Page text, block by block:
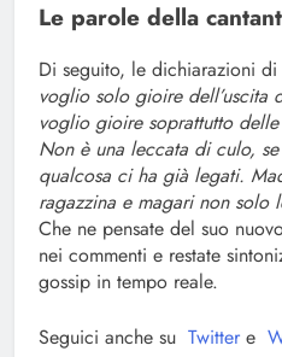
Le parole della
Di seguito, le dichiarazioni
voglio solo gioire dell’uscita
voglio gioire soprattutto
Non è una leccata di culo,
qualcosa ci ha già legati.
ragazzina e magari non solo
Che ne pensate del suo
nei commenti e restate
gossip in tempo reale.
Seguici anche su Twitter e